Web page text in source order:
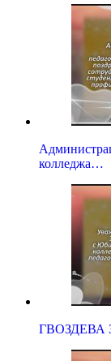
колледжа…
ГВОЗДЕВА